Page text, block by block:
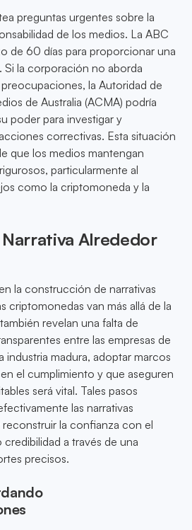
preguntas urgentes sobre la
de los medios. La ABC
de 60 días para proporcionar una
Si la corporación no aborda
la Autoridad de
de Australia (ACMA) podría
poder para investigar y
correctivas. Esta situación
que los medios mantengan
particularmente al
como la criptomoneda y la
Alrededor
la construcción de narrativas
criptomonedas van más allá de la
revelan una falta de
entre las empresas de
industria madura, adoptar marcos
el cumplimiento y que aseguren
será vital. Tales pasos
las narrativas
reconstruir la confianza con el
a través de una
precisos.